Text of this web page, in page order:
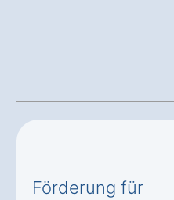
Förderung für